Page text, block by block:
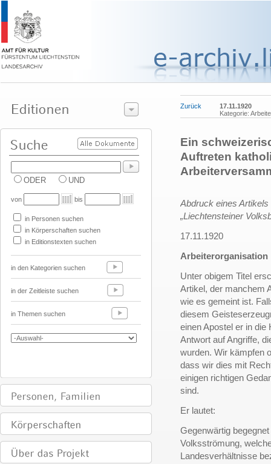
ODER UND
von bis
in Personen suchen
in Körperschaften suchen
in Editionstexten suchen
in den Kategorien suchen
in der Zeitleiste suchen
in Themen suchen
Zurück
17.11.1920
Kategorie:
Ein
Auftreten
Abdruck eines
„Liechtensteiner
17.11.1920
Arbeiterorganisation
Unter obigem Titel
Artikel, der manchem
wie es gemeint ist.
diesem
einen Apostel er in die
Antwort auf Angriffe,
wurden. Wir kämpfen
dass wir dies mit
einigen richtigen
sind.
Er lautet:
Gegenwärtig
Volksströmung,
Landesverhältnisse